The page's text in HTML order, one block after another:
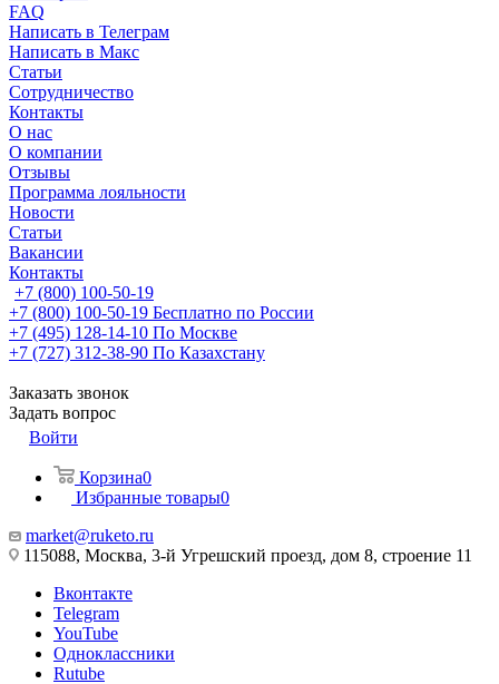
FAQ
Написать в Телеграм
Написать в Макс
Статьи
Сотрудничество
Контакты
О нас
О компании
Отзывы
Программа лояльности
Новости
Статьи
Вакансии
Контакты
+7 (800) 100-50-19
+7 (800) 100-50-19 Бесплатно по России
+7 (495) 128-14-10 По Москве
+7 (727) 312-38-90 По Казахстану
Заказать звонок
Задать вопрос
Войти
Корзина0
Избранные товары0
market@ruketo.ru
115088, Москва, 3-й Угрешский проезд, дом 8, строение 11
Вконтакте
Telegram
YouTube
Одноклассники
Rutube